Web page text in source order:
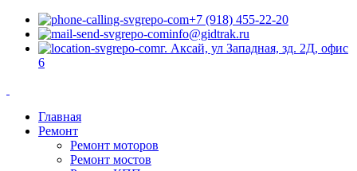
+7 (918) 455-22-20
info@gidtrak.ru
г. Аксай, ул Западная, зд. 2Д, офис
6
Главная
Ремонт
Ремонт моторов
Ремонт мостов